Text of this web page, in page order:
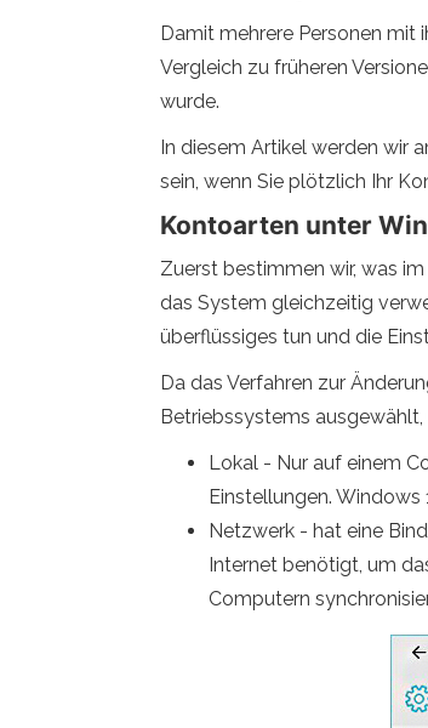
Damit mehrere Personen mit
Vergleich zu früheren
wurde.
In diesem Artikel werden wir
sein, wenn Sie plötzlich Ihr
Kontoarten unter
Zuerst bestimmen wir, was
das System gleichzeitig
überflüssiges tun und die
Da das Verfahren zur
Betriebssystems
Lokal - Nur auf einem
Einstellungen. Windows
Netzwerk - hat eine
Internet benötigt, um
Computern